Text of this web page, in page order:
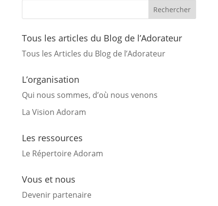
Tous les articles du Blog de l’Adorateur
Tous les Articles du Blog de l’Adorateur
L’organisation
Qui nous sommes, d’où nous venons
La Vision Adoram
Les ressources
Le Répertoire Adoram
Vous et nous
Devenir partenaire